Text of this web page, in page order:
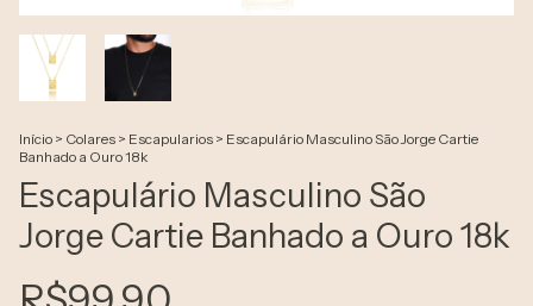
Início > Colares > Escapularios > Escapulário Masculino São Jorge Cartie
Banhado a Ouro 18k
Escapulário Masculino São
Jorge Cartie Banhado a Ouro 18k